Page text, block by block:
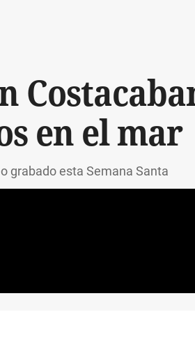
en el mar
grabado esta Semana Santa